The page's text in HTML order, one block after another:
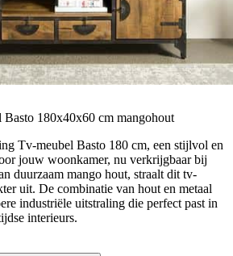
180x40x60 cm mangohout
Tv-meubel Basto 180 cm, een stijlvol en
jouw woonkamer, nu verkrijgbaar bij
duurzaam mango hout, straalt dit tv-
uit. De combinatie van hout en metaal
industriële uitstraling die perfect past in
interieurs.